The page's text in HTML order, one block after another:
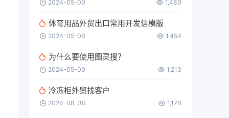
2024-05-09 1,489
体育用品外贸出口常用开发信模版
2024-05-06 1,454
为什么要使用图灵搜？
2024-05-09 1,213
冷冻柜外贸找客户
2024-08-30 1,178